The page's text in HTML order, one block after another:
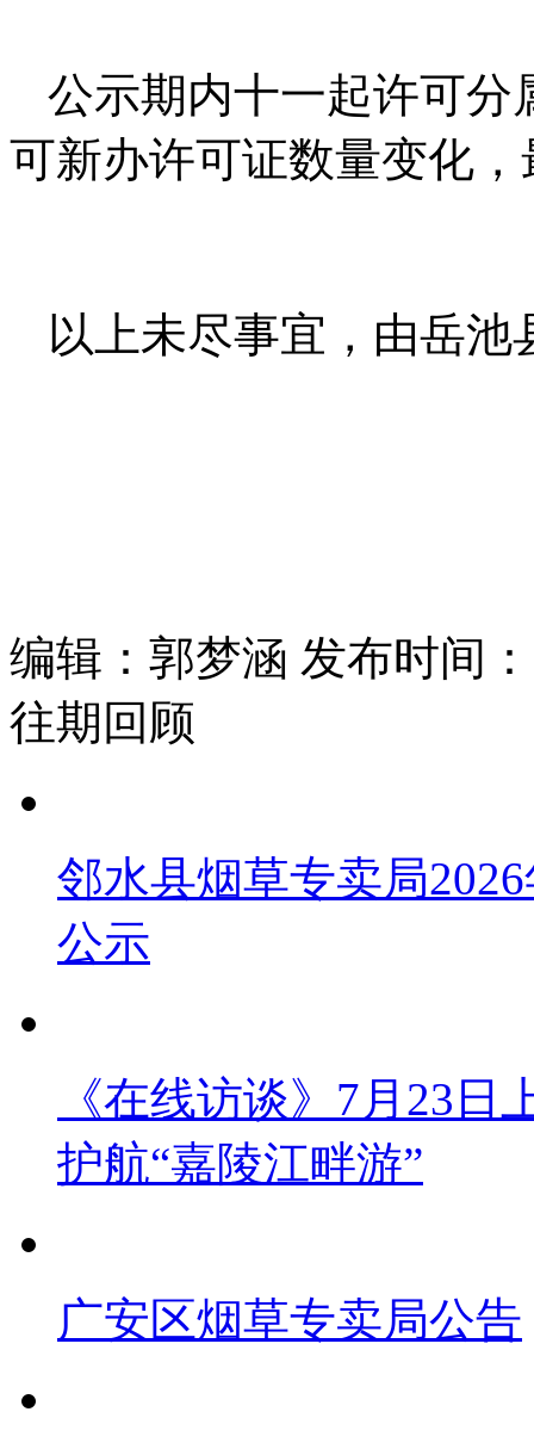
公示期内十一起许可分
可新办许可证数量变化
以上未尽事宜，由岳
编辑：郭梦涵 发布时间
往期回顾
邻水县烟草专卖局
公示
《在线访谈》7月23日
护航“嘉陵江畔游”
广安区烟草专卖局公告